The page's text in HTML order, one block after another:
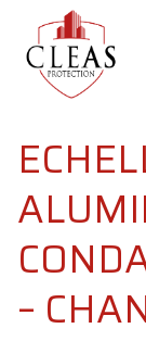
–